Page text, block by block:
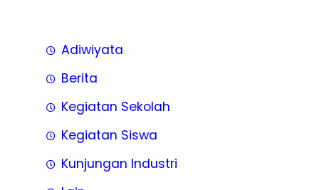
Adiwiyata
Berita
Kegiatan Sekolah
Kegiatan Siswa
Kunjungan Industri